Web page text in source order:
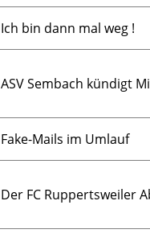
Ich bin dann mal weg !
ASV Sembach kündigt
Fake-Mails im Umlauf
Der FC Ruppertsweiler